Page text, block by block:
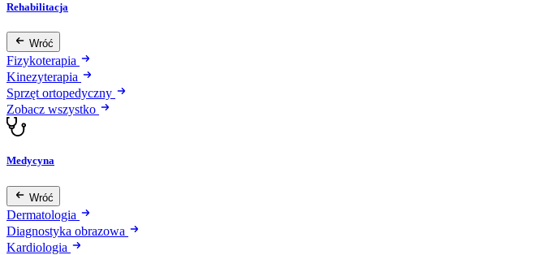
Rehabilitacja
Wróć
Fizykoterapia
Kinezyterapia
Sprzęt ortopedyczny
Zobacz wszystko
Medycyna
Wróć
Dermatologia
Diagnostyka obrazowa
Kardiologia